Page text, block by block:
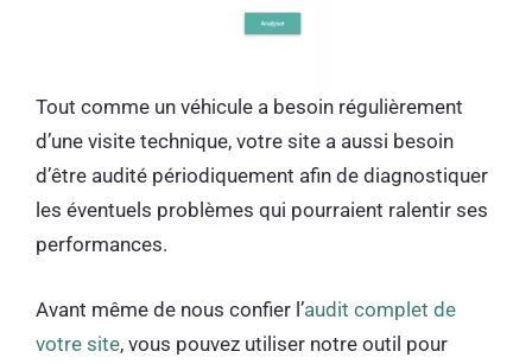
Tout comme un véhicule a besoin régulièrement
d’une visite technique, votre site a aussi besoin
d’être audité périodiquement afin de diagnostiquer
les éventuels problèmes qui pourraient ralentir ses
performances.
Avant même de nous confier l’audit complet de
votre site, vous pouvez utiliser notre outil pour